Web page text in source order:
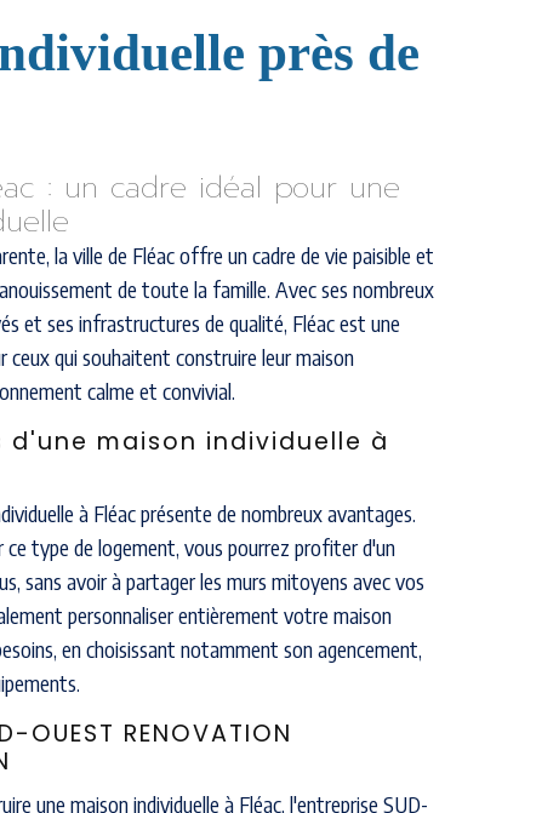
près de
: un cadre idéal pour une
la ville de Fléac offre un cadre de vie paisible et
de toute la famille. Avec ses nombreux
et ses infrastructures de qualité, Fléac est une
ceux qui souhaitent construire leur maison
calme et convivial.
d'une maison individuelle à
à Fléac présente de nombreux avantages.
type de logement, vous pourrez profiter d'un
sans avoir à partager les murs mitoyens avec vos
personnaliser entièrement votre maison
en choisissant notamment son agencement,
OUEST RENOVATION
une maison individuelle à Fléac, l'entreprise SUD-